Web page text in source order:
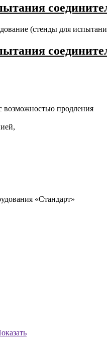
(стенды для
возможностью продления
«Стандарт»